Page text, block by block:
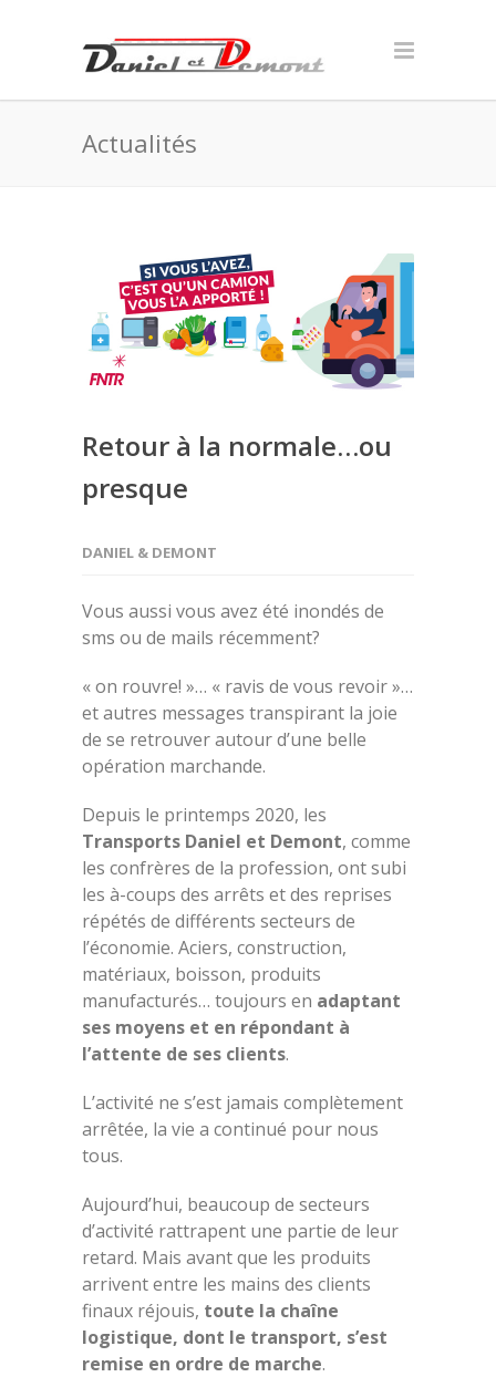
Actualités
Retour à la normale…ou
presque
DANIEL & DEMONT
Vous aussi vous avez été inondés de
sms ou de mails récemment?
« on rouvre! »… « ravis de vous revoir »…
et autres messages transpirant la joie
de se retrouver autour d’une belle
opération marchande.
Depuis le printemps 2020, les
Transports Daniel et Demont, comme
les confrères de la profession, ont subi
les à-coups des arrêts et des reprises
répétés de différents secteurs de
l’économie. Aciers, construction,
matériaux, boisson, produits
manufacturés… toujours en adaptant
ses moyens et en répondant à
l’attente de ses clients.
L’activité ne s’est jamais complètement
arrêtée, la vie a continué pour nous
tous.
Aujourd’hui, beaucoup de secteurs
d’activité rattrapent une partie de leur
retard. Mais avant que les produits
arrivent entre les mains des clients
finaux réjouis, toute la chaîne
logistique, dont le transport, s’est
remise en ordre de marche.